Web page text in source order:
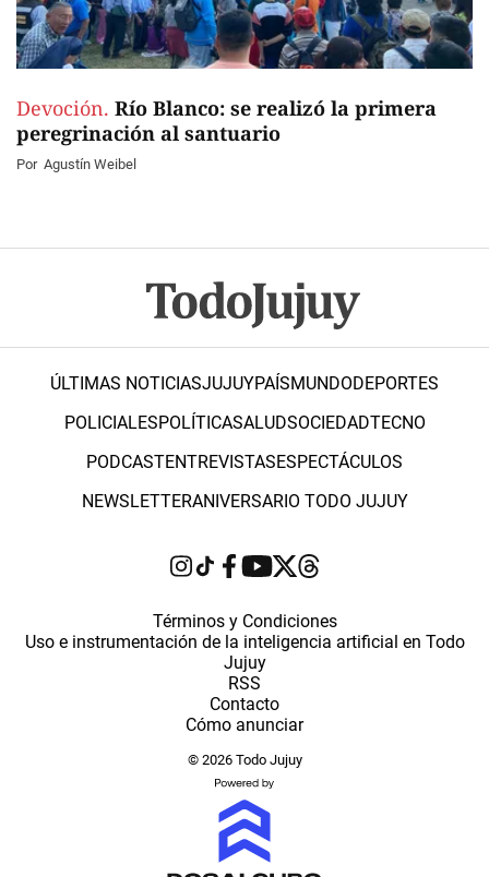
Devoción. Río Blanco: se realizó la primera
peregrinación al santuario
Por Agustín Weibel
ÚLTIMAS NOTICIASJUJUYPAÍSMUNDODEPORTES
POLICIALESPOLÍTICASALUDSOCIEDADTECNO
PODCASTENTREVISTASESPECTÁCULOS
NEWSLETTERANIVERSARIO TODO JUJUY
Términos y Condiciones
Uso e instrumentación de la inteligencia artificial en Todo
Jujuy
RSS
Contacto
Cómo anunciar
© 2026 Todo Jujuy